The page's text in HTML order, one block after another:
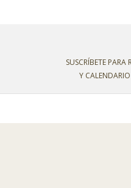
SUSCRÍBETE PARA
Y